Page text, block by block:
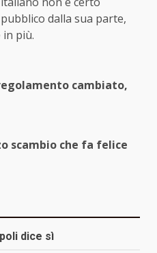
dalla sua parte,
più.
cambiato,
scambio che fa felice
dice sì